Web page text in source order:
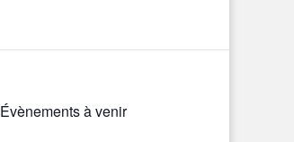
Évènements à venir